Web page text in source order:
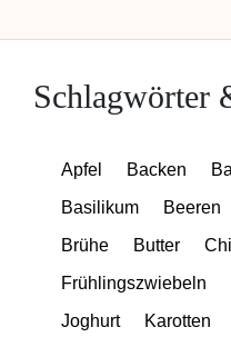
Schlagwörter
Apfel Backen
Basilikum
Beeren
Brühe
Butter
Frühlingszwiebeln
Joghurt
Karotten